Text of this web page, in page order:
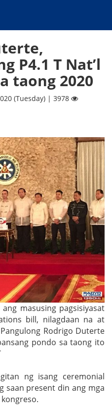
P4.1 T Nat’l
taong 2020
(Tuesday) | 3978
masusing pagsisiyasat
bill, nilagdaan na at
Rodrigo Duterte
pondo sa taong ito
ng isang ceremonial
saan present din ang mga